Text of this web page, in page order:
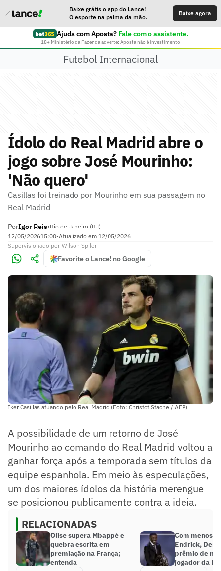
Baixe grátis o app do Lance!
O esporte na palma da mão.
Baixe agora
Ajuda com Aposta? Fale com o assistente.
18+ Ministério da Fazenda adverte: Aposta não é investimento
Futebol Internacional
Ídolo do Real Madrid abre o
jogo sobre José Mourinho:
'Não quero'
Casillas foi treinado por Mourinho em sua passagem no
Real Madrid
PorIgor Reis•Rio de Janeiro (RJ)
12/05/202615:00•Atualizado em 12/05/2026
Supervisionado por Wilson Spiler
Favorite o Lance! no Google
Iker Casillas atuando pelo Real Madrid (Foto: Christof Stache / AFP)
A possibilidade de um retorno de José
Mourinho ao comando do Real Madrid voltou a
ganhar força após a temporada sem títulos da
equipe espanhola. Em meio às especulações,
um dos maiores ídolos da história merengue
se posicionou publicamente contra a ideia.
RELACIONADAS
Olise supera Mbappé e
quebra escrita em
premiação na França;
entenda
Com menos
Endrick,
prêmio de
jogador da